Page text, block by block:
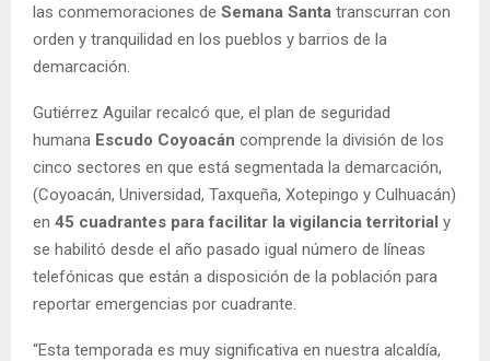
las conmemoraciones de Semana Santa transcurran con
orden y tranquilidad en los pueblos y barrios de la
demarcación.
Gutiérrez Aguilar recalcó que, el plan de seguridad
humana Escudo Coyoacán comprende la división de los
cinco sectores en que está segmentada la demarcación,
(Coyoacán, Universidad, Taxqueña, Xotepingo y Culhuacán)
en 45 cuadrantes para facilitar la vigilancia territorial y
se habilitó desde el año pasado igual número de líneas
telefónicas que están a disposición de la población para
reportar emergencias por cuadrante.
“Esta temporada es muy significativa en nuestra alcaldía,